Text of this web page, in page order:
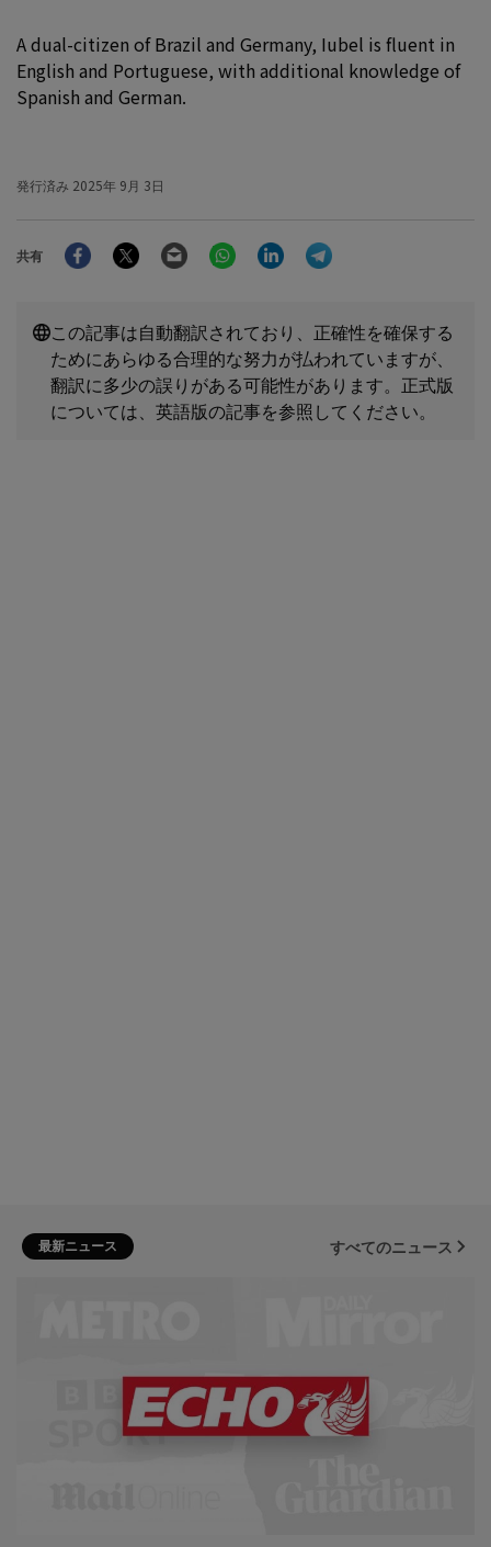
A dual-citizen of Brazil and Germany, Iubel is fluent in
English and Portuguese, with additional knowledge of
Spanish and German.
発行済み 2025年 9月 3日
共有
FacebookTwitter Email WhatsAppLinkedIn
この記事は自動翻訳されており、正確性を確保する
ためにあらゆる合理的な努力が払われていますが、
翻訳に多少の誤りがある可能性があります。正式版
については、英語版の記事を参照してください。
最新ニュース すべてのニュース